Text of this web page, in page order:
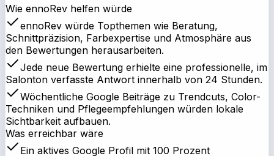
Wie ennoRev helfen würde
ennoRev würde Topthemen wie Beratung,
Schnittpräzision, Farbexpertise und Atmosphäre aus
den Bewertungen herausarbeiten.
Jede neue Bewertung erhielte eine professionelle, im
Salonton verfasste Antwort innerhalb von 24 Stunden.
Wöchentliche Google Beiträge zu Trendcuts, Color-
Techniken und Pflegeempfehlungen würden lokale
Sichtbarkeit aufbauen.
Was erreichbar wäre
Ein aktives Google Profil mit 100 Prozent